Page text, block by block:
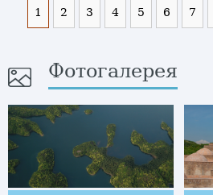
1 2 3 4 5 6 7
Фотогалерея